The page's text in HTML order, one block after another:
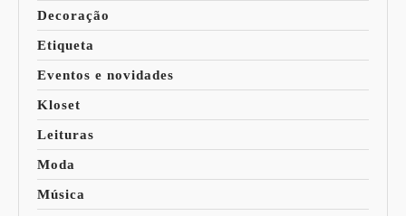
Decoração
Etiqueta
Eventos e novidades
Kloset
Leituras
Moda
Música